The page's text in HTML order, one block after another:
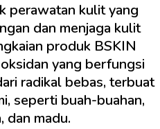
perawatan kulit yang
dan menjaga kulit
produk BSKIN
yang berfungsi
radikal bebas, terbuat
seperti buah-buahan,
dan madu.